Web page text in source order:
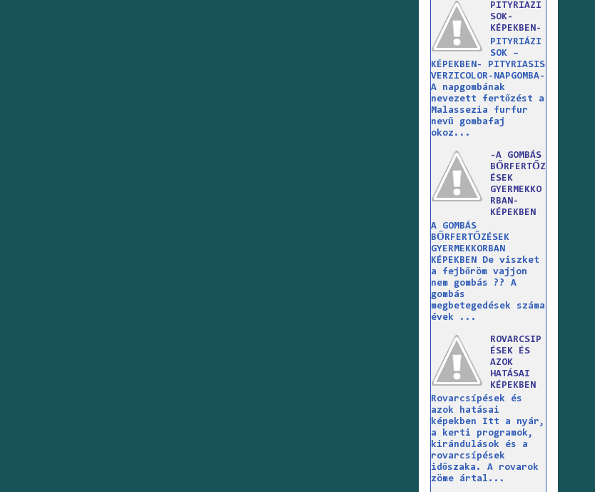
PITYRIAZI
SOK-
KÉPEKBEN-
PITYRIÁZI
SOK –
KÉPEKBEN- PITYRIASIS
VERZICOLOR-NAPGOMBA-
A napgombának
nevezett fertőzést a
Malassezia furfur
nevű gombafaj
okoz...
-A GOMBÁS
BŐRFERTŐZ
ÉSEK
GYERMEKKO
RBAN-
KÉPEKBEN
A GOMBÁS
BŐRFERTŐZÉSEK
GYERMEKKORBAN
KÉPEKBEN De viszket
a fejbőröm vajjon
nem gombás ?? A
gombás
megbetegedések száma
évek ...
ROVARCSIP
ÉSEK ÉS
AZOK
HATÁSAI
KÉPEKBEN
Rovarcsípések és
azok hatásai
képekben Itt a nyár,
a kerti programok,
kirándulások és a
rovarcsípések
időszaka. A rovarok
zöme ártal...